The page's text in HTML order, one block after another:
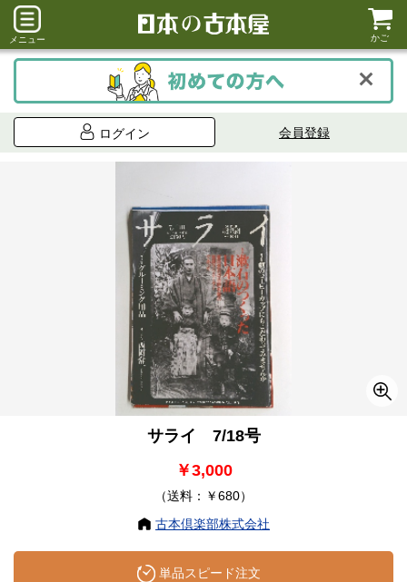
メニュー かご
ログイン 会員登録
サライ 7/18号
￥3,000
（送料：￥680）
古本倶楽部株式会社
単品スピード注文